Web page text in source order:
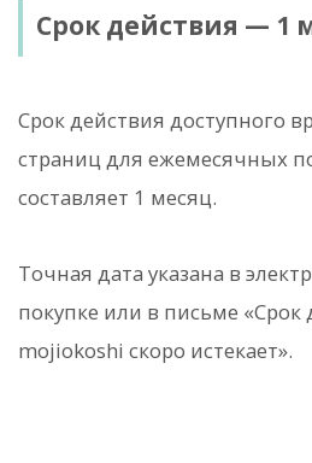
Срок действия — 1
Срок действия доступного
страниц для ежемесячных
составляет 1 месяц.
Точная дата указана в
покупке или в письме «Срок
mojiokoshi скоро истекает».